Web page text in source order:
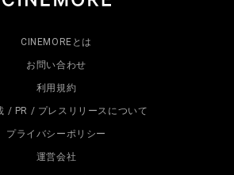
CINEMOREとは
お問い合わせ
利用規約
/ PR / プレスリリースについて
プライバシーポリシー
運営会社